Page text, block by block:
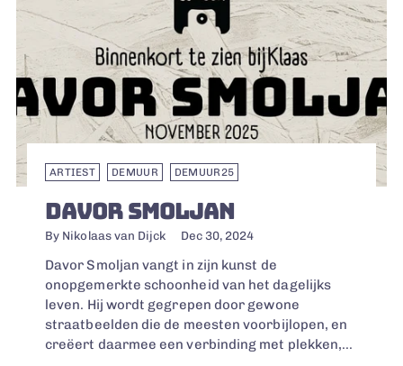
ARTIEST DEMUUR DEMUUR25
DAVOR SMOLJAN
By Nikolaas van Dijck Dec 30, 2024
Davor Smoljan vangt in zijn kunst de
onopgemerkte schoonheid van het dagelijks
leven. Hij wordt gegrepen door gewone
straatbeelden die de meesten voorbijlopen, en
creëert daarmee een verbinding met plekken,...